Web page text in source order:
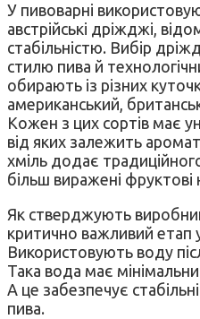
У пивоварні
австрійські дріжджі,
стабільністю. Вибір
стилю пива й
обирають із різних
американський,
Кожен з цих сортів має
від яких залежить
хміль додає
більш виражені фруктові
Як стверджують
критично важливий етап
Використовують воду
Така вода має
А це забезпечує
пива.